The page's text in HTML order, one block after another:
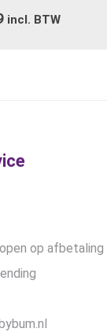
variaties.
productpagina
incl. BTW
op afbetaling